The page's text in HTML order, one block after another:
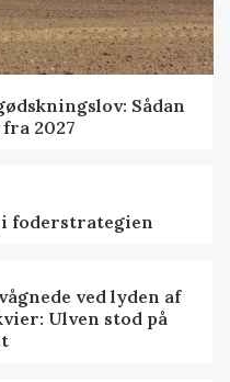
Sådan
2027
i foderstrategien
ved lyden af
Ulven stod på